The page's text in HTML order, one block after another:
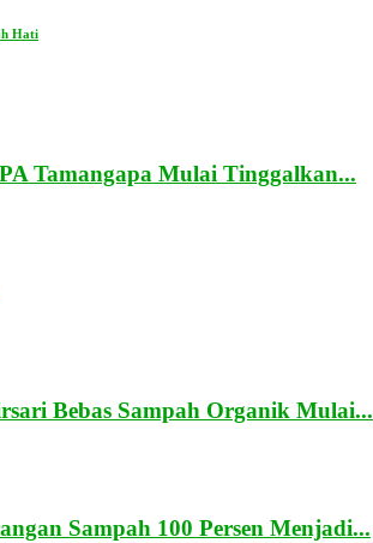
Hati
Tamangapa Mulai Tinggalkan...
Bebas Sampah Organik Mulai...
Sampah 100 Persen Menjadi...